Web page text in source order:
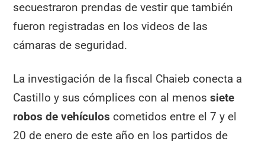
secuestraron prendas de vestir que también
fueron registradas en los videos de las
cámaras de seguridad.
La investigación de la fiscal Chaieb conecta a
Castillo y sus cómplices con al menossiete
robos de vehículoscometidos entre el 7 y el
20 de enero de este año en los partidos de